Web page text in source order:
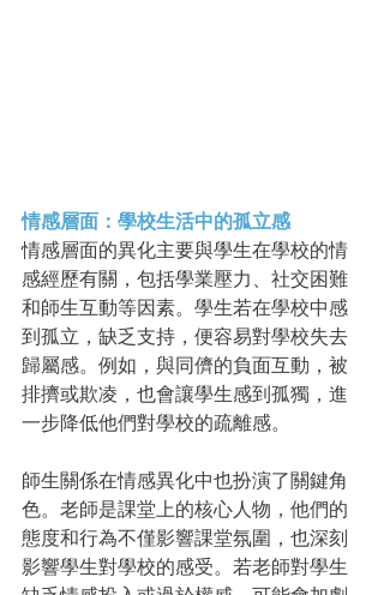
情感層面：學校生活中的孤立感
情感層面的異化主要與學生在學校的情
感經歷有關，包括學業壓力、社交困難
和師生互動等因素。學生若在學校中感
到孤立，缺乏支持，便容易對學校失去
歸屬感。例如，與同儕的負面互動，被
排擠或欺凌，也會讓學生感到孤獨，進
一步降低他們對學校的疏離感。
師生關係在情感異化中也扮演了關鍵角
色。老師是課堂上的核心人物，他們的
態度和行為不僅影響課堂氛圍，也深刻
影響學生對學校的感受。若老師對學生